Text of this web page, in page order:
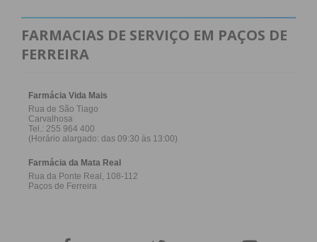
FARMACIAS DE SERVIÇO EM PAÇOS DE
FERREIRA